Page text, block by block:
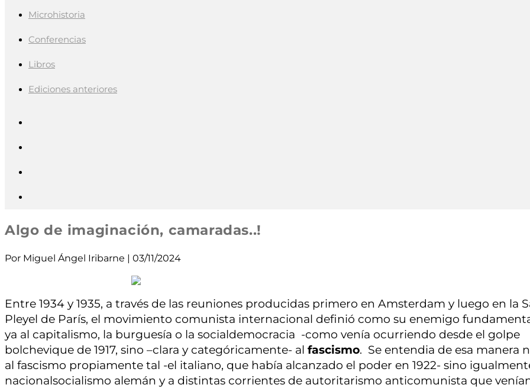
Microhistoria
Conferencias
Libros
Ediciones anteriores
Algo de imaginación, camaradas..!
Por Miguel Ángel Iribarne | 03/11/2024
Entre 1934 y 1935, a través de las reuniones producidas primero en Amsterdam y luego en la
Pleyel de París, el movimiento comunista internacional definió como su enemigo
ya al capitalismo, la burguesía o la socialdemocracia -como venía ocurriendo desde el golpe
bolchevique de 1917, sino –clara y categóricamente- al fascismo. Se entendia de esa manera
al fascismo propiamente tal -el italiano, que había alcanzado el poder en 1922- sino
nacionalsocialismo alemán y a distintas corrientes de autoritarismo anticomunista que